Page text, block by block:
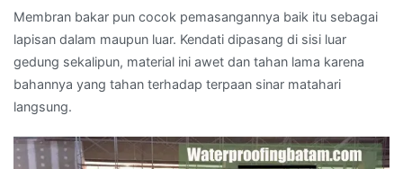
Membran bakar pun cocok pemasangannya baik itu sebagai
lapisan dalam maupun luar. Kendati dipasang di sisi luar
gedung sekalipun, material ini awet dan tahan lama karena
bahannya yang tahan terhadap terpaan sinar matahari
langsung.